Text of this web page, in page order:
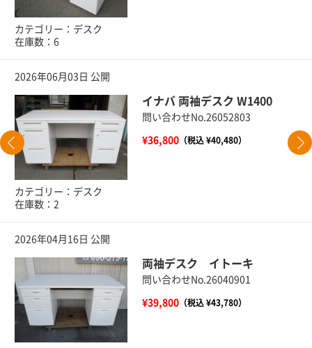
カテゴリー：デスク
在庫数：6
2026年06月03日 公開
イナバ 両袖デスク W1400
問い合わせNo.26052803
¥36,800（税込 ¥40,480）
カテゴリー：デスク
在庫数：2
2026年04月16日 公開
両袖デスク イトーキ
問い合わせNo.26040901
¥39,800（税込 ¥43,780）